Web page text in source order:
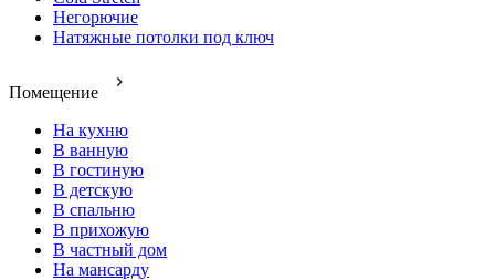
Негорючие
Натяжные потолки под ключ
Помещение
На кухню
В ванную
В гостиную
В детскую
В спальню
В прихожую
В частный дом
На мансарду